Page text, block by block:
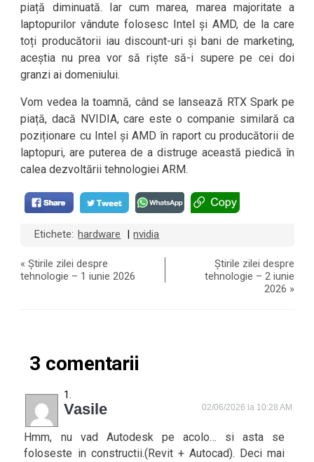
piață diminuată. Iar cum marea, marea majoritate a
laptopurilor vândute folosesc Intel și AMD, de la care
toți producătorii iau discount-uri și bani de marketing,
aceștia nu prea vor să riște să-i supere pe cei doi
granzi ai domeniului.
Vom vedea la toamnă, când se lansează RTX Spark pe
piață, dacă NVIDIA, care este o companie similară ca
poziționare cu Intel și AMD în raport cu producătorii de
laptopuri, are puterea de a distruge această piedică în
calea dezvoltării tehnologiei ARM.
Etichete: hardware nvidia
«Știrile zilei despre
tehnologie – 1 iunie 2026
Știrile zilei despre
tehnologie – 2 iunie
2026 »
3 comentarii
Vasile 02/06/2026 la 10:28 AM
Hmm, nu vad Autodesk pe acolo… si asta se
foloseste in constructii.(Revit + Autocad). Deci mai